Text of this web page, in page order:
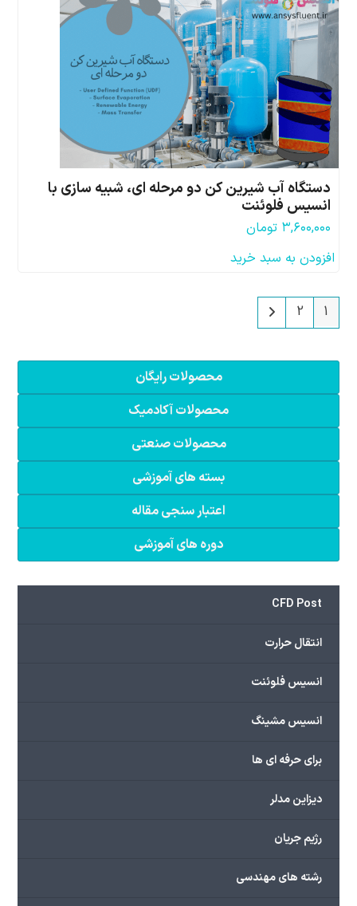
دستگاه آب شیرین کن دو مرحله ای، شبیه سازی با
انسیس فلوئنت
۳,۶۰۰,۰۰۰ تومان
افزودن به سبد خرید
1
2
محصولات رایگان
محصولات آکادمیک
محصولات صنعتی
بسته های آموزشی
اعتبار سنجی مقاله
دوره های آموزشی
CFD Post
انتقال حرارت
انسیس فلوئنت
انسیس مشینگ
برای حرفه ای ها
دیزاین مدلر
رژیم جریان
رشته های مهندسی